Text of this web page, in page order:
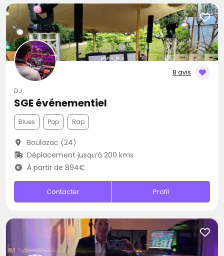
8 avis
DJ
SGE événementiel
Blues Pop Rap
Boulazac (24)
Déplacement jusqu’à 200 kms
À partir de 894€
Contacter Profil